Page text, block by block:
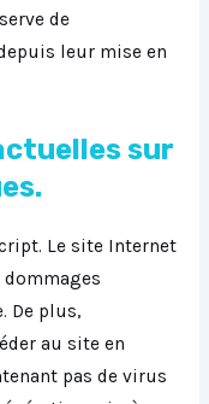
de
leur mise en
sur
Le site Internet
De plus,
au site en
pas de virus